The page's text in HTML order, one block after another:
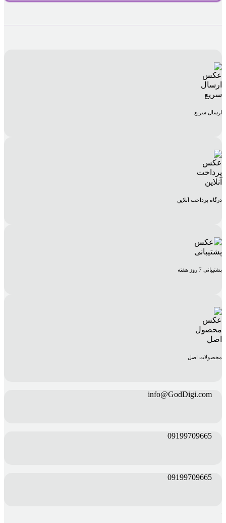
ارسال سریع
درگاه پرداخت آنلاین
پشتیبانی 7 روز هفته
محصولات اصل
info@GodDigi.com
09199709665
09199709665